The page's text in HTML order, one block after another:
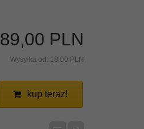
89,00 PLN
Wysyłka od: 18.00 PLN
kup teraz!